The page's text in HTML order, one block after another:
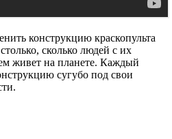
конструкцию краскопульта
сколько людей с их
живет на планете. Каждый
сугубо под свои